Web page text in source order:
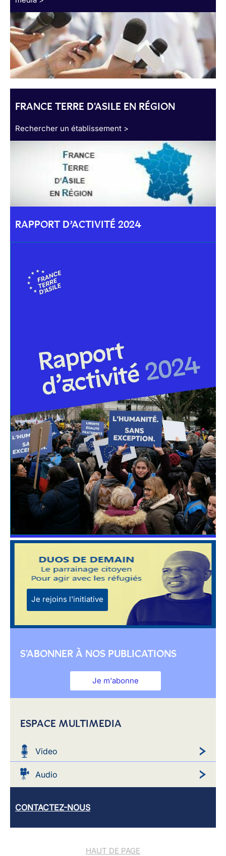
FRANCE TERRE D'ASILE EN RÉGION
Rechercher un établissement >
RAPPORT D’ACTIVITÉ 2024
Je rejoins l'initiative
S'ABONNER À NOS PUBLICATIONS
Je m'abonne
ESPACE MULTIMEDIA
Video
Audio
CONTACTEZ-NOUS
HAUT DE PAGE